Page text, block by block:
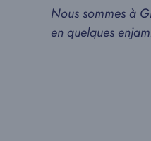
Nous sommes à
en quelques